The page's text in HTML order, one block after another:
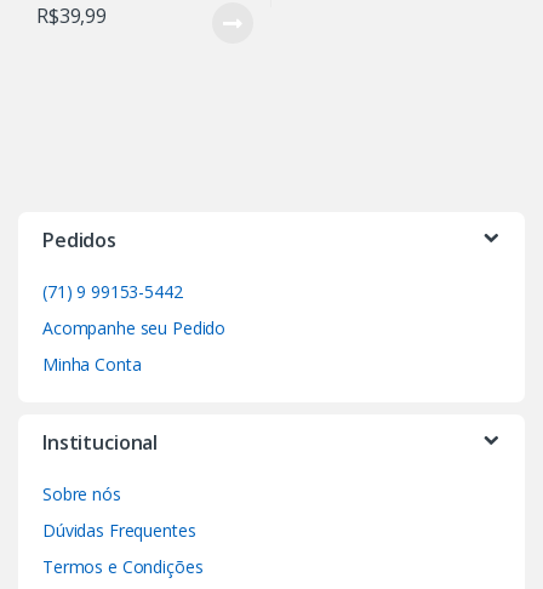
R$39,99
Pedidos
(71) 9 99153-5442
Acompanhe seu Pedido
Minha Conta
Institucional
Sobre nós
Dúvidas Frequentes
Termos e Condições